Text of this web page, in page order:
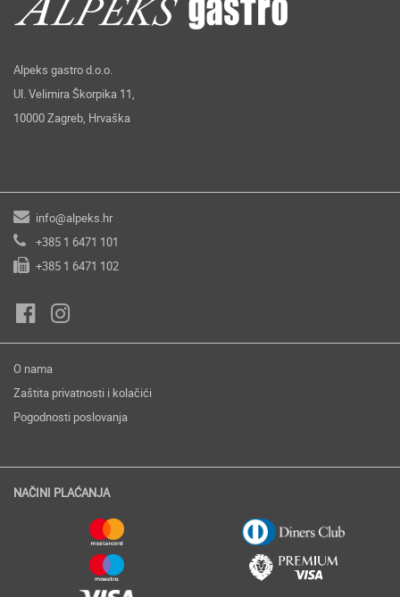
Alpeks gastro d.o.o.
Ul. Velimira Škorpika 11,
10000 Zagreb, Hrvaška
info@alpeks.hr
+385 1 6471 101
+385 1 6471 102
O nama
Zaštita privatnosti i kolačići
Pogodnosti poslovanja
NAČINI PLAĆANJA